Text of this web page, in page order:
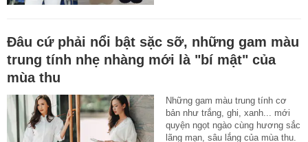
Đâu cứ phải nổi bật sặc sỡ, những gam màu
trung tính nhẹ nhàng mới là "bí mật" của
mùa thu
Những gam màu trung tính cơ
bản như trắng, ghi, xanh... mới
quyện ngọt ngào cùng hương sắc
lãng mạn, sâu lắng của mùa thu.